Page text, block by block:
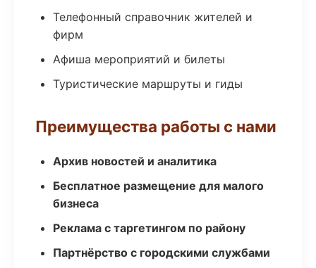
Телефонный справочник жителей и
фирм
Афиша мероприятий и билеты
Туристические маршруты и гиды
Преимущества работы с нами
Архив новостей и аналитика
Бесплатное размещение для малого
бизнеса
Реклама с таргетингом по району
Партнёрство с городскими службами